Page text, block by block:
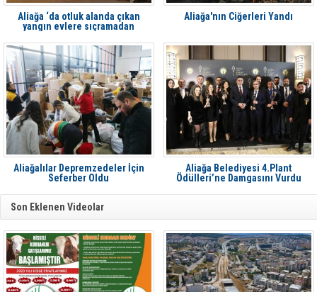
Aliağa ‘da otluk alanda çıkan
yangın evlere sıçramadan
Aliağa'nın Ciğerleri Yandı
Aliağalılar Depremzedeler İçin
Seferber Oldu
Aliağa Belediyesi 4.Plant
Ödülleri’ne Damgasını Vurdu
Son Eklenen Videolar